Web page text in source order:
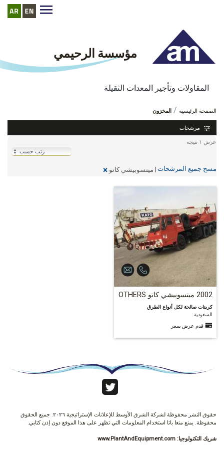
المقاولات وتأجير المعدات الثقيلة
مؤسسة الرحيمي
الصفحة الرئيسية www.alrehemyequipment.com//ar/inventory
المخزون
المخزون
مرشحات
عرض ١ نتيجة
مسح جميع المرشحات | ميتسوبيشي كاتو ×
2002 ميتسوبيشي كاتو OTHERS
كرينات صالحة لكل أنواع الطرق
السعودية
قدم عرض سعر
حقوق النشر محفوظة لشركة الشرق الأوسط للإعلانات الإستراتيجية ٢٠٢٦. جميع الحقوق
محفوظة. يمنع منعا باتا استخدام المعلومات التي تظهر على هذا الموقع دون إذن كتابي.
شريك التكنولوجيا: www.PlantAndEquipment.com